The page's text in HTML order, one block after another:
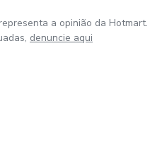
a opinião da Hotmart.
denuncie aqui